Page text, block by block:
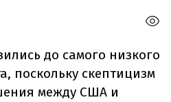
до самого низкого
поскольку скептицизм
между США и